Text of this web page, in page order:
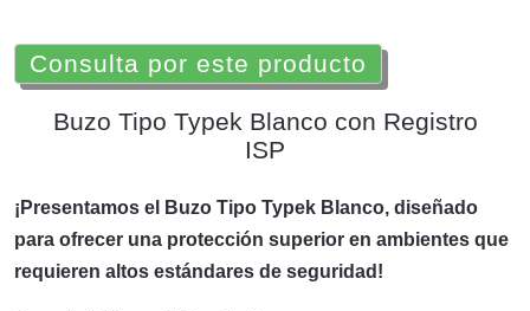
Consulta por este producto
Buzo Tipo Typek Blanco con Registro
ISP
¡Presentamos el Buzo Tipo Typek Blanco, diseñado
para ofrecer una protección superior en ambientes que
requieren altos estándares de seguridad!